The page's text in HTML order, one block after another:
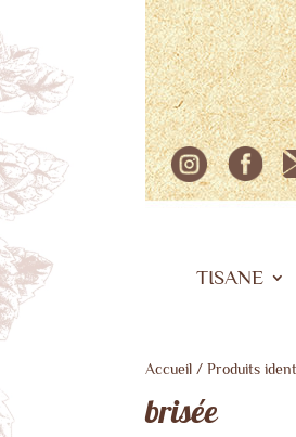
TISANE
Accueil / Produits
brisée